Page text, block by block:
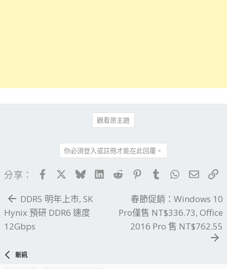
觀看原主題
你必須登入或註冊才能在此回覆。
分享： FacebookBlueskyLinkedIn
Reddit PinterestTumblrWhatsApp
電子
DDR5 明年上市, SK
Hynix 預研 DDR6 速度
12Gbps
春節促銷：Windows 10
Pro僅售 NT$336.73, Office
2016 Pro 售 NT$762.55
新訊